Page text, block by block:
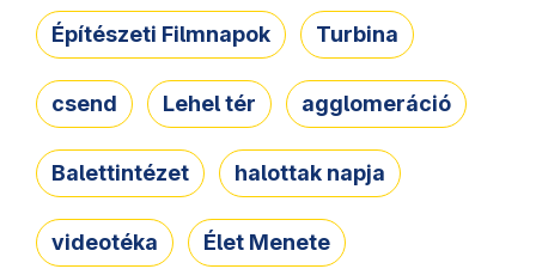
Építészeti Filmnapok Turbina
csend Lehel tér agglomeráció
Balettintézet halottak napja
videotéka Élet Menete